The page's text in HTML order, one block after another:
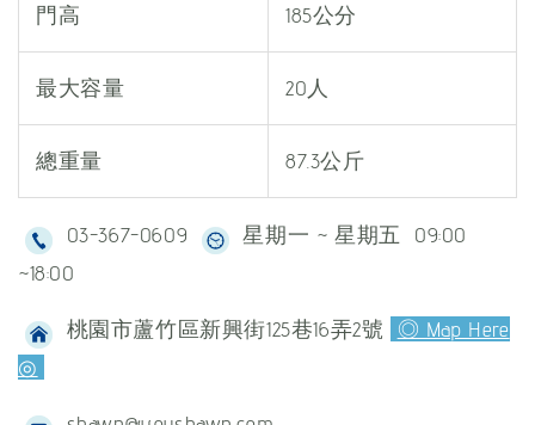
門高 185公分
最大容量 20人
總重量 87.3公斤
03-367-0609
星期一 ~ 星期五 09:00
~18:00
桃園市蘆竹區新興街125巷16弄2號
◎ Map Here
◎